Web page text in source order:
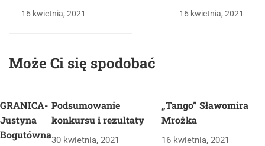
16 kwietnia, 2021
przyrody , obyczaje ,
16 kwietnia, 2021
Może Ci się spodobać
GRANICA-
Justyna
Bogutówna
Podsumowanie
konkursu i rezultaty
30 kwietnia, 2021
„Tango” Sławomira
Mrożka
16 kwietnia, 2021